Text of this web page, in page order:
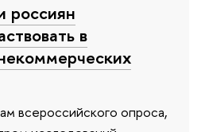
россиян
в
всероссийского опроса,